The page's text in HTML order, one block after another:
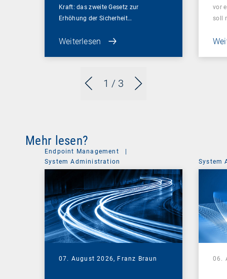
1 / 3
Kraft: das zweite Gesetz zur
Erhöhung der Sicherheit…
Weiterlesen
vor
soll
Mehr lesen?
Endpoint Management
System Administration
07. August 2026, Franz Braun
System
06.